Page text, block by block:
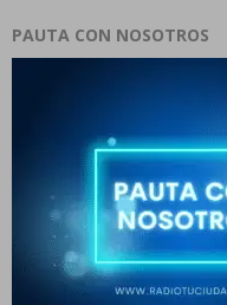
PAUTA CON NOSOTROS